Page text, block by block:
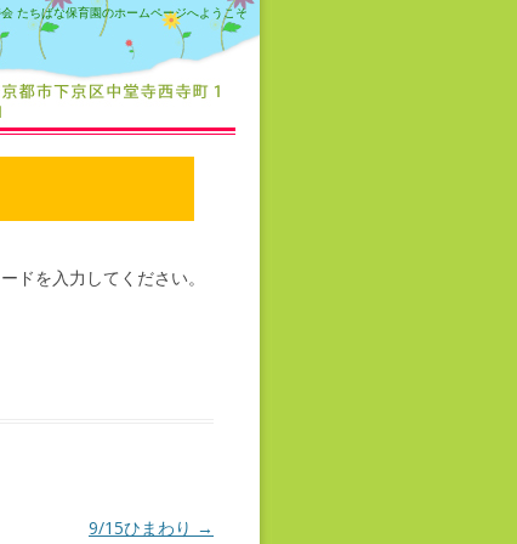
たちばな保育園のホームページへようこそ
ドを入力してください。
9/15ひまわり →